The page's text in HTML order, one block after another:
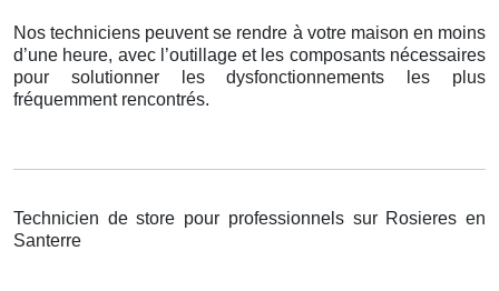
Nos techniciens peuvent se rendre à votre maison en moins
d’une heure, avec l’outillage et les composants nécessaires
pour solutionner les dysfonctionnements les plus
fréquemment rencontrés.
Technicien de store pour professionnels sur Rosieres en
Santerre